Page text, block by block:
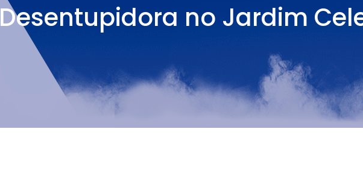
Desentupidora no Jardim